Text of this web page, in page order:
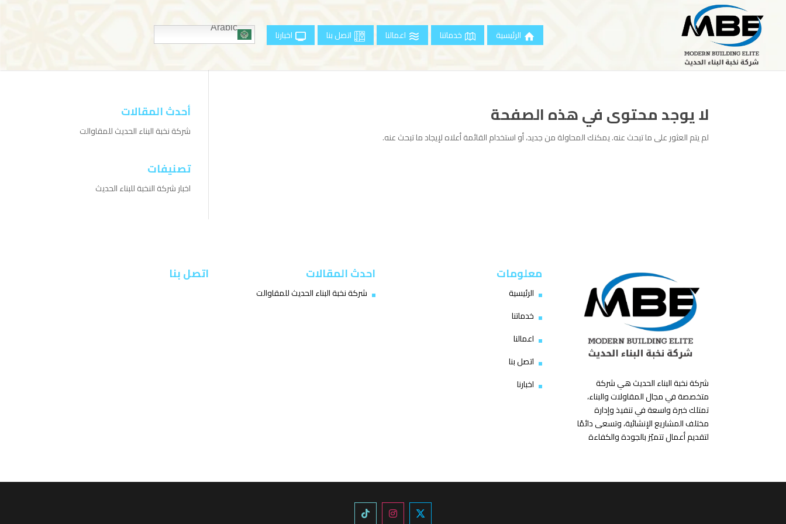
الرئيسية خدماتنا اعمالنا اتصل بنا اخبارنا
Arabic
لا يوجد محتوى في هذه الصفحة
لم يتم العثور على ما تبحث عنه. يمكنك المحاولة من جديد، أو استخدام القائمة أعلاه لإيجاد ما تبحث عنه.
أحدث المقالات
شركة نخبة البناء الحديث للمقاوالت
تصنيفات
اخبار شركة النخبة للبناء الحديث
شركة نخبة البناء الحديث هي شركة
متخصصة في مجال المقاولات والبناء،
تمتلك خبرة واسعة في تنفيذ وإدارة
مختلف المشاريع الإنشائية، وتسعى دائمًا
لتقديم أعمال تتميّز بالجودة والكفاءة
معلومات
الرئيسية
خدماتنا
اعمالنا
اتصل بنا
اخبارنا
احدث المقالات
شركة نخبة البناء الحديث للمقاوالت
اتصل بنا